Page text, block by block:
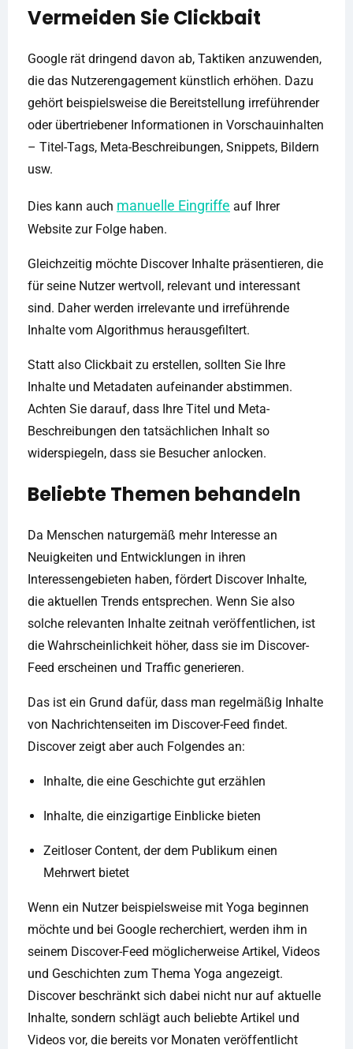
Vermeiden Sie Clickbait
Google rät dringend davon ab, Taktiken anzuwenden,
die das Nutzerengagement künstlich erhöhen. Dazu
gehört beispielsweise die Bereitstellung irreführender
oder übertriebener Informationen in Vorschauinhalten
– Titel-Tags, Meta-Beschreibungen, Snippets, Bildern
usw.
Dies kann auch manuelle Eingriffe auf Ihrer
Website zur Folge haben.
Gleichzeitig möchte Discover Inhalte präsentieren, die
für seine Nutzer wertvoll, relevant und interessant
sind. Daher werden irrelevante und irreführende
Inhalte vom Algorithmus herausgefiltert.
Statt also Clickbait zu erstellen, sollten Sie Ihre
Inhalte und Metadaten aufeinander abstimmen.
Achten Sie darauf, dass Ihre Titel und Meta-
Beschreibungen den tatsächlichen Inhalt so
widerspiegeln, dass sie Besucher anlocken.
Beliebte Themen behandeln
Da Menschen naturgemäß mehr Interesse an
Neuigkeiten und Entwicklungen in ihren
Interessengebieten haben, fördert Discover Inhalte,
die aktuellen Trends entsprechen. Wenn Sie also
solche relevanten Inhalte zeitnah veröffentlichen, ist
die Wahrscheinlichkeit höher, dass sie im Discover-
Feed erscheinen und Traffic generieren.
Das ist ein Grund dafür, dass man regelmäßig Inhalte
von Nachrichtenseiten im Discover-Feed findet.
Discover zeigt aber auch Folgendes an:
Inhalte, die eine Geschichte gut erzählen
Inhalte, die einzigartige Einblicke bieten
Zeitloser Content, der dem Publikum einen
Mehrwert bietet
Wenn ein Nutzer beispielsweise mit Yoga beginnen
möchte und bei Google recherchiert, werden ihm in
seinem Discover-Feed möglicherweise Artikel, Videos
und Geschichten zum Thema Yoga angezeigt.
Discover beschränkt sich dabei nicht nur auf aktuelle
Inhalte, sondern schlägt auch beliebte Artikel und
Videos vor, die bereits vor Monaten veröffentlicht